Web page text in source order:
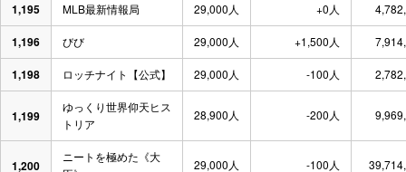
1,195 MLB最新情報局 29,000人 +0人
1,196 びび 29,000人 +1,500人
1,198 ロッチナイト【公式】 29,000人 -100人
1,199
ゆっくり世界仰天ヒス
トリア
28,900人 -200人
1,200
ニートを極めた《大
29,000人 -100人